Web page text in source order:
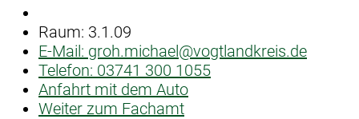
Raum: 3.1.09
E-Mail: groh.michael@vogtlandkreis.de
Telefon: 03741 300 1055
Anfahrt mit dem Auto
Weiter zum Fachamt